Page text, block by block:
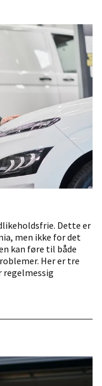
Dette er
men ikke for det
kan føre til både
Her er tre
regelmessig